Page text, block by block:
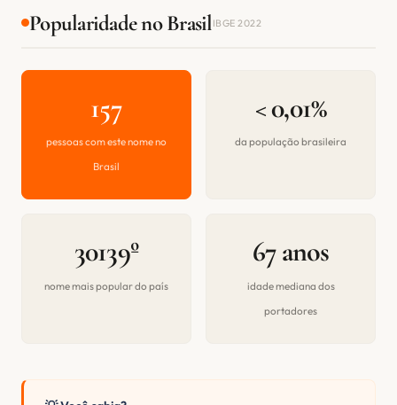
Popularidade no BrasilIBGE 2022
157
pessoas com este nome no
Brasil
< 0,01%
da população brasileira
30139º
nome mais popular do país
67 anos
idade mediana dos
portadores